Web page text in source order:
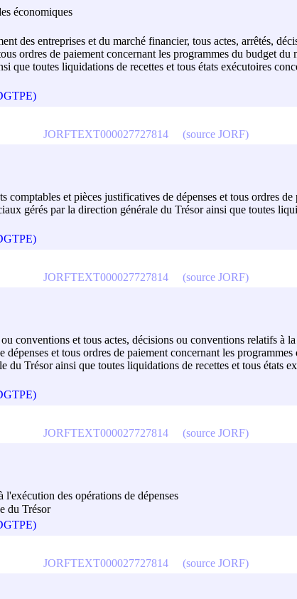
économiques
des entreprises et du marché financier, tous actes, arrêtés,
ordres de paiement concernant les programmes du budget
que toutes liquidations de recettes et tous états exécutoires
comptables et pièces justificatives de dépenses et tous ordres
gérés par la direction générale du Trésor ainsi que toutes
JORFTEXT000027727814 (source JORF)
conventions et tous actes, décisions ou conventions relatifs à
et tous ordres de paiement concernant les
du Trésor ainsi que toutes liquidations de recettes et tous états
JORFTEXT000027727814 (source JORF)
des opérations de dépenses
du Trésor
JORFTEXT000027727814 (source JORF)
JORFTEXT000027727814 (source JORF)